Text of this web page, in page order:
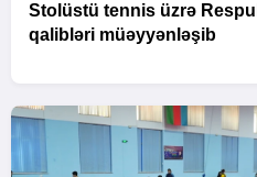
Stolüstü tennis üzrə
qalibləri müəyyənləşib